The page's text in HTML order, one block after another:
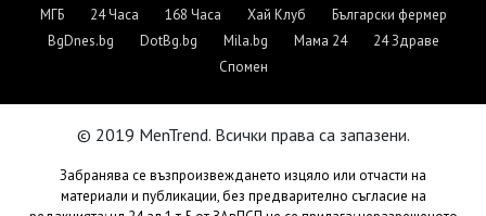
МГБ 24 Часа 168 Часа Хай Клуб
Български фермер
BgDnes.bg
DotBg.bg Mila.bg Мама 24
24 Здраве
Спомен
© 2019 MenTrend. Всички права са запазени.
Забранява се възпроизвеждането изцяло или отчасти на
материали и публикации, без предварително съгласие на